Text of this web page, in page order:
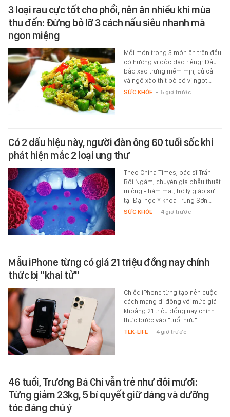
3 loại rau cực tốt cho phổi, nên ăn nhiều khi mùa
thu đến: Đừng bỏ lỡ 3 cách nấu siêu nhanh mà
ngon miệng
Mỗi món trong 3 món ăn trên đều
có hương vị độc đáo riêng: Đậu
bắp xào trứng mềm mịn, củ cải
và ngô xào thịt bò có vị ngọt…
SỨC KHỎE - 5 giờ trước
Có 2 dấu hiệu này, người đàn ông 60 tuổi sốc khi
phát hiện mắc 2 loại ung thư
Theo China Times, bác sĩ Trần
Bội Ngâm, chuyên gia phẫu thuật
miệng - hàm mặt, trợ lý giáo sư
tại Đại học Y khoa Trung Sơn…
SỨC KHỎE - 4 giờ trước
Mẫu iPhone từng có giá 21 triệu đồng nay chính
thức bị "khai tử"
Chiếc iPhone từng tạo nên cuộc
cách mạng di động với mức giá
khoảng 21 triệu đồng nay chính
thức bước vào "tuổi hưu".
TEK-LIFE - 4 giờ trước
46 tuổi, Trương Bá Chi vẫn trẻ như đôi mươi:
Từng giảm 23kg, 5 bí quyết giữ dáng và dưỡng
tóc đáng chú ý